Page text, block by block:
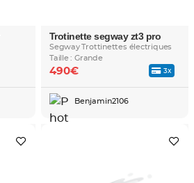
Trotinette segway zt3 pro
Segway Trottinettes électriques
Taille : Grande
3x
490€
Benjamin2106